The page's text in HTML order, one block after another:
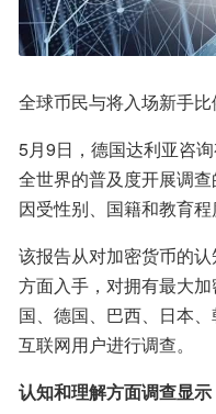
全球币民与将入场新手
5月9日，德国达利亚咨
全世界的普及度开展调
因受性别、国籍和教育程
该报告从对加密货币的
方面入手，对拥有最大
国、德国、巴西、日本
互联网用户进行调查。
认知和理解方面调查显示